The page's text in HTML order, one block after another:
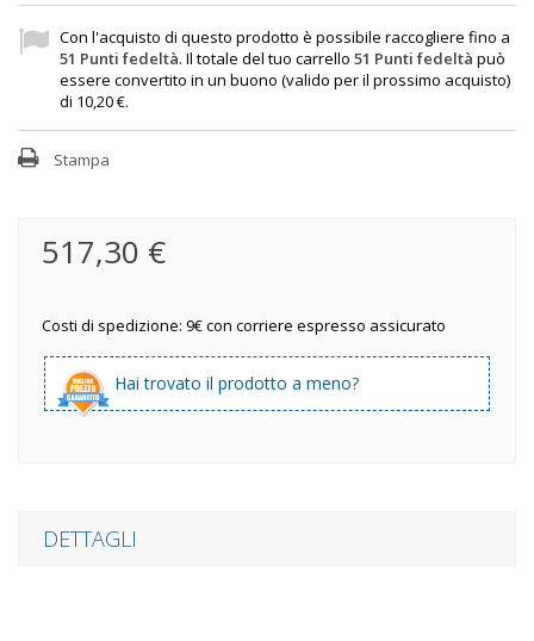
Con l'acquisto di questo prodotto è possibile raccogliere fino a
51 Punti fedeltà. Il totale del tuo carrello 51 Punti fedeltà può
essere convertito in un buono (valido per il prossimo acquisto)
di 10,20 €.
Stampa
517,30 €
Costi di spedizione: 9€ con corriere espresso assicurato
Hai trovato il prodotto a meno?
DETTAGLI